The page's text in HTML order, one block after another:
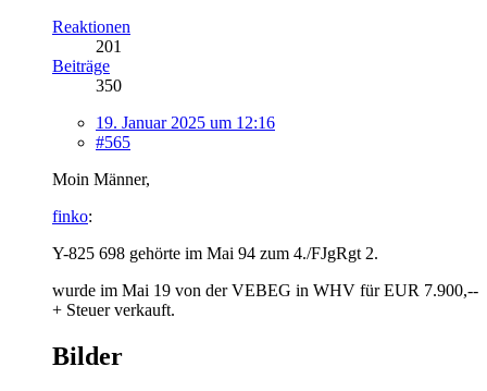
Reaktionen
201
Beiträge
350
19. Januar 2025 um 12:16
#565
Moin Männer,
finko:
Y-825 698 gehörte im Mai 94 zum 4./FJgRgt 2.
wurde im Mai 19 von der VEBEG in WHV für EUR 7.900,--
+ Steuer verkauft.
Bilder